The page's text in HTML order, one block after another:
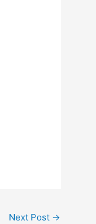
Next Post →